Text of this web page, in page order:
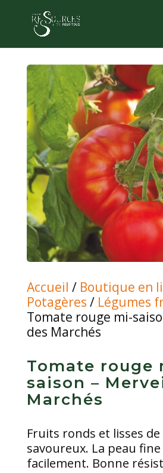
Accueil / Boutique en
Potagères / Légumes
Tomate rouge mi-
des Marchés
Tomate rouge
saison –
Marchés
Fruits ronds et lisses de
savoureux. La peau fine
facilement. Bonne